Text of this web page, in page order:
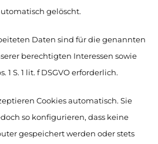
gelöscht.
Daten sind für die genannten
berechtigten Interessen sowie
1 S. 1 lit. f DSGVO erforderlich.
Cookies automatisch. Sie
so konfigurieren, dass keine
gespeichert werden oder stets